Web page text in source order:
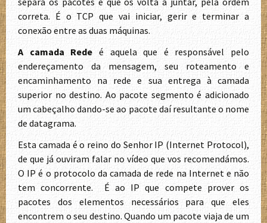
correta. É o TCP que vai iniciar, gerir e terminar a
conexão entre as duas máquinas.
A camada Rede é aquela que é responsável pelo
endereçamento da mensagem, seu roteamento e
encaminhamento na rede e sua entrega à camada
superior no destino. Ao pacote segmento é adicionado
um cabeçalho dando-se ao pacote daí resultante o nome
de datagrama.
Esta camada é o reino do Senhor IP (Internet Protocol),
de que já ouviram falar no vídeo que vos recomendámos.
O IP é o protocolo da camada de rede na Internet e não
tem concorrente. É ao IP que compete prover os
pacotes dos elementos necessários para que eles
encontrem o seu destino. Quando um pacote viaja de um